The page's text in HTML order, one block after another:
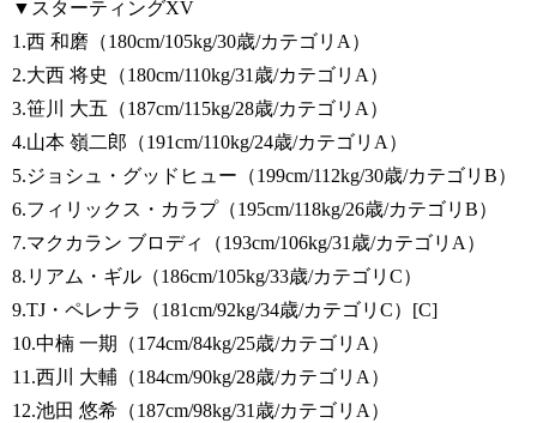
▼スターティングXV
1.西 和磨（180cm/105kg/30歳/カテゴリA）
2.大西 将史（180cm/110kg/31歳/カテゴリA）
3.笹川 大五（187cm/115kg/28歳/カテゴリA）
4.山本 嶺二郎（191cm/110kg/24歳/カテゴリA）
5.ジョシュ・グッドヒュー（199cm/112kg/30歳/カテゴリB）
6.フィリックス・カラプ（195cm/118kg/26歳/カテゴリB）
7.マクカラン ブロディ（193cm/106kg/31歳/カテゴリA）
8.リアム・ギル（186cm/105kg/33歳/カテゴリC）
9.TJ・ペレナラ（181cm/92kg/34歳/カテゴリC）[C]
10.中楠 一期（174cm/84kg/25歳/カテゴリA）
11.西川 大輔（184cm/90kg/28歳/カテゴリA）
12.池田 悠希（187cm/98kg/31歳/カテゴリA）